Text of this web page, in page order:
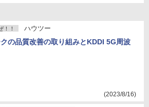
！！ ハウツー
の品質改善の取り組みとKDDI 5G周波
(2023/8/16)